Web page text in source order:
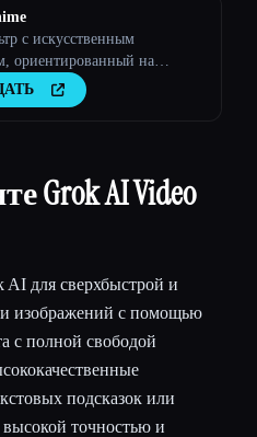
с искусственным
ориентированный на
для хранителей
Grok AI Video
для сверхбыстрой и
изображений с помощью
с полной свободой
подсказок или
точностью и